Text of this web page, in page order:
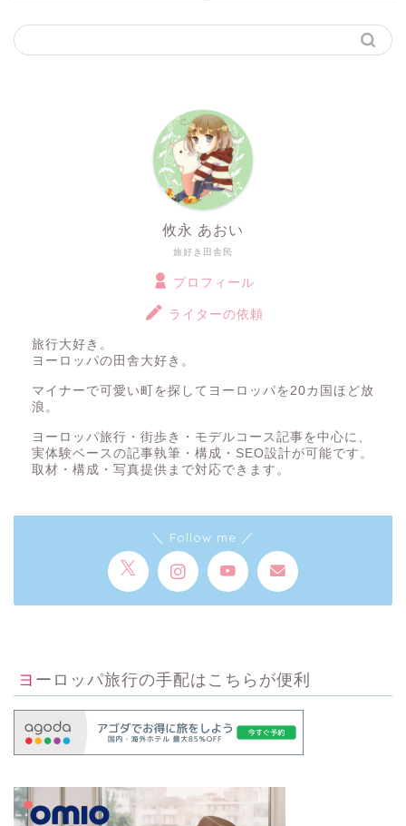
旅好き田舎民
攸永 あおい
プロフィール
ライターの依頼
旅行大好き。
ヨーロッパの田舎大好き。
マイナーで可愛い町を探してヨーロッパを20カ国ほど放
浪。
ヨーロッパ旅行・街歩き・モデルコース記事を中心に、
実体験ベースの記事執筆・構成・SEO設計が可能です。
取材・構成・写真提供まで対応できます。
＼ Follow me ／
ヨーロッパ旅行の手配はこちらが便利